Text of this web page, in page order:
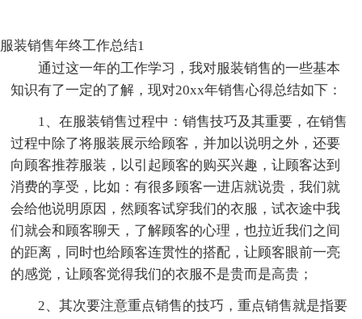
服装销售年终工作总结1
通过这一年的工作学习，我对服装销售的一些基本
知识有了一定的了解，现对20xx年销售心得总结如下：
1、在服装销售过程中：销售技巧及其重要，在销售
过程中除了将服装展示给顾客，并加以说明之外，还要
向顾客推荐服装，以引起顾客的购买兴趣，让顾客达到
消费的享受，比如：有很多顾客一进店就说贵，我们就
会给他说明原因，然顾客试穿我们的衣服，试衣途中我
们就会和顾客聊天，了解顾客的心理，也拉近我们之间
的距离，同时也给顾客连贯性的搭配，让顾客眼前一亮
的感觉，让顾客觉得我们的衣服不是贵而是高贵；
2、其次要注意重点销售的技巧，重点销售就是指要